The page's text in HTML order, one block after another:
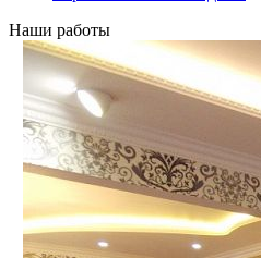
Наши работы